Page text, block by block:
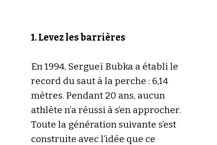
1. Levez les barrières
En 1994, Sergueï Bubka a établi le
record du saut à la perche : 6,14
mètres. Pendant 20 ans, aucun
athlète n’a réussi à s’en approcher.
Toute la génération suivante s’est
construite avec l’idée que ce